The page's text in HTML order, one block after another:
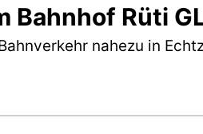
Bahnhof Rüti
nahezu in